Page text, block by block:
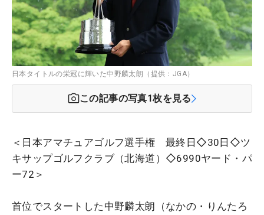
日本タイトルの栄冠に輝いた中野麟太朗（提供：JGA）
この記事の写真1枚を見る
＜日本アマチュアゴルフ選手権 最終日◇30日◇ツ
キサップゴルフクラブ（北海道）◇6990ヤード・パ
ー72＞
首位でスタートした中野麟太朗（なかの・りんたろ